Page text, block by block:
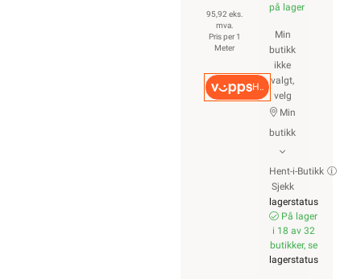
95,92 eks.
mva.
Pris per 1
Meter
Hurtigkasse
på lager
Min
butikk
ikke
valgt,
velg
Min
butikk
Hent-i-Butikk
Sjekk
lagerstatus
På lager
i 18 av 32
butikker, se
lagerstatus